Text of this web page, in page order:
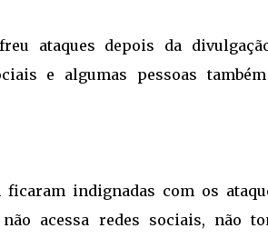
ataques depois da
e algumas pessoas
indignadas com os
acessa redes sociais, não